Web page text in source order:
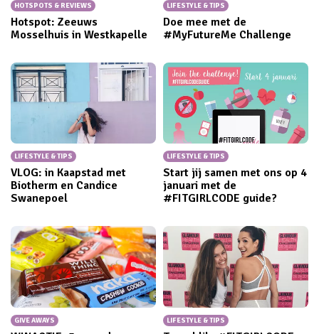
HOTSPOTS & REVIEWS
Hotspot: Zeeuws
Mosselhuis in Westkapelle
LIFESTYLE & TIPS
Doe mee met de
#MyFutureMe Challenge
LIFESTYLE & TIPS
VLOG: in Kaapstad met
Biotherm en Candice
Swanepoel
LIFESTYLE & TIPS
Start jij samen met ons op 4
januari met de
#FITGIRLCODE guide?
GIVE AWAYS LIFESTYLE & TIPS